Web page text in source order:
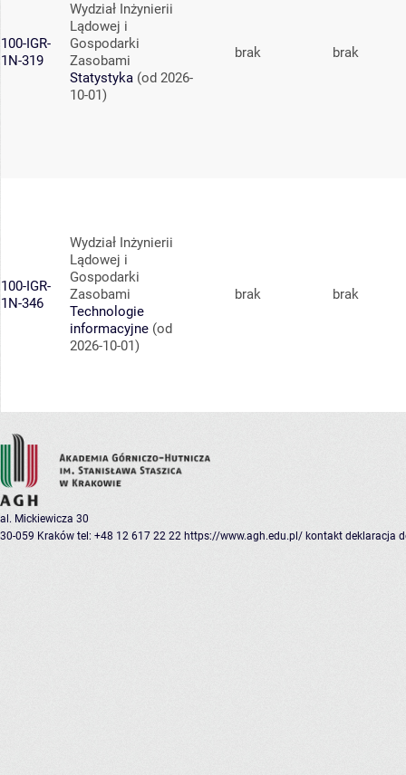
100-IGR-
1N-319
Wydział Inżynierii
Lądowej i
Gospodarki
Zasobami
Statystyka (od 2026-
10-01)
brak brak
100-IGR-
1N-346
Wydział Inżynierii
Lądowej i
Gospodarki
Zasobami
Technologie
informacyjne (od
2026-10-01)
brak brak
al. Mickiewicza 30
30-059 Kraków tel: +48 12 617 22 22 https://www.agh.edu.pl/ kontakt deklaracja